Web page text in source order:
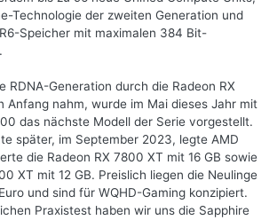
Technologie der zweiten Generation und
Speicher mit maximalen 384 Bit-
RDNA-Generation durch die Radeon RX
Anfang nahm, wurde im Mai dieses Jahr mit
das nächste Modell der Serie vorgestellt.
später, im September 2023, legte AMD
die Radeon RX 7800 XT mit 16 GB sowie
XT mit 12 GB. Preislich liegen die Neulinge
und sind für WQHD-Gaming konzipiert.
Praxistest haben wir uns die Sapphire